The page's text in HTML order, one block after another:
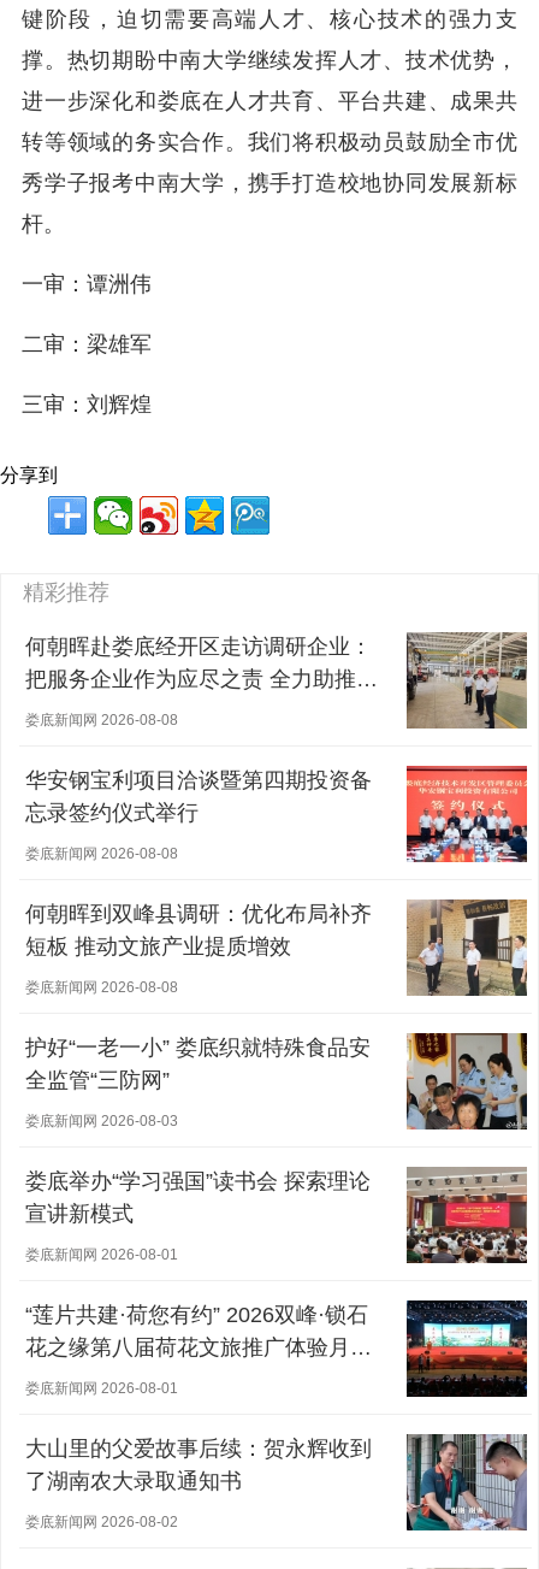
键阶段，迫切需要高端人才、核心技术的强力支
撑。热切期盼中南大学继续发挥人才、技术优势，
进一步深化和娄底在人才共育、平台共建、成果共
转等领域的务实合作。我们将积极动员鼓励全市优
秀学子报考中南大学，携手打造校地协同发展新标
杆。
一审：谭洲伟
二审：梁雄军
三审：刘辉煌
分享到
精彩推荐
何朝晖赴娄底经开区走访调研企业：
把服务企业作为应尽之责 全力助推经
营主体稳健发展
娄底新闻网 2026-08-08
华安钢宝利项目洽谈暨第四期投资备
忘录签约仪式举行
娄底新闻网 2026-08-08
何朝晖到双峰县调研：优化布局补齐
短板 推动文旅产业提质增效
娄底新闻网 2026-08-08
护好“一老一小” 娄底织就特殊食品安
全监管“三防网”
娄底新闻网 2026-08-03
娄底举办“学习强国”读书会 探索理论
宣讲新模式
娄底新闻网 2026-08-01
“莲片共建·荷您有约” 2026双峰·锁石
花之缘第八届荷花文旅推广体验月盛
大开幕
娄底新闻网 2026-08-01
大山里的父爱故事后续：贺永辉收到
了湖南农大录取通知书
娄底新闻网 2026-08-02